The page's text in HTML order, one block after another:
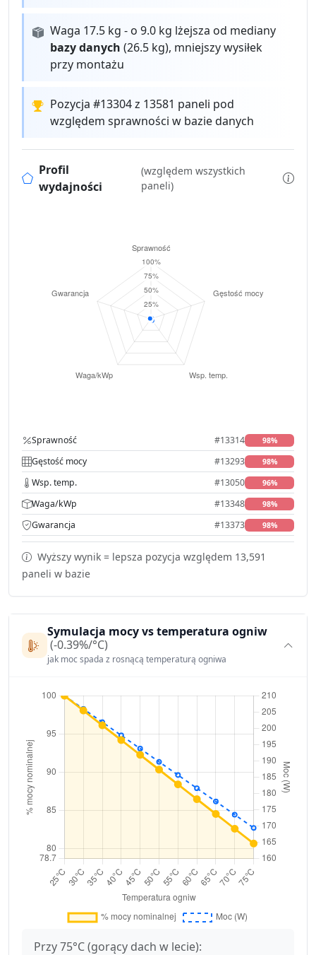
Waga 17.5 kg - o 9.0 kg lżejsza od mediany
bazy danych (26.5 kg), mniejszy wysiłek
przy montażu
Pozycja #13304 z 13581 paneli pod
względem sprawności w bazie danych
Profil
wydajności
(względem wszystkich
paneli)
Sprawność #13314 98%
Gęstość mocy #13293 98%
Wsp. temp. #13050 96%
Waga/kWp #13348 98%
Gwarancja #13373 98%
Wyższy wynik = lepsza pozycja względem 13,591
paneli w bazie
Symulacja mocy vs temperatura ogniw
(-0.39%/°C)
jak moc spada z rosnącą temperaturą ogniwa
Przy 75°C (gorący dach w lecie):